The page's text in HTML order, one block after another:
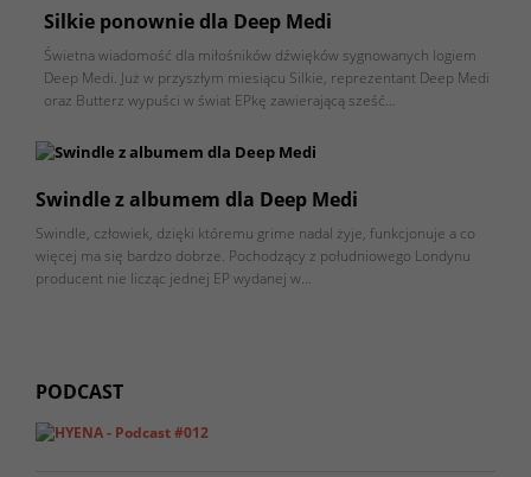
Silkie ponownie dla Deep Medi
Świetna wiadomość dla miłośników dźwięków sygnowanych logiem
Deep Medi. Już w przyszłym miesiącu Silkie, reprezentant Deep Medi
oraz Butterz wypuści w świat EPkę zawierającą sześć…
Swindle z albumem dla Deep Medi
Swindle, człowiek, dzięki któremu grime nadal żyje, funkcjonuje a co
więcej ma się bardzo dobrze. Pochodzący z południowego Londynu
producent nie licząc jednej EP wydanej w…
PODCAST